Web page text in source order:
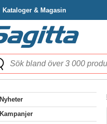
Kataloger & Magasin
Nyheter
Kampanjer